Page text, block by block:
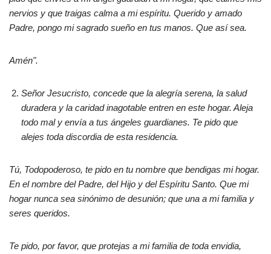
nervios y que traigas calma a mi espíritu. Querido y amado
Padre, pongo mi sagrado sueño en tus manos. Que así sea.
Amén".
Señor Jesucristo, concede que la alegría serena, la salud
duradera y la caridad inagotable entren en este hogar. Aleja
todo mal y envía a tus ángeles guardianes. Te pido que
alejes toda discordia de esta residencia.
Tú, Todopoderoso, te pido en tu nombre que bendigas mi hogar.
En el nombre del Padre, del Hijo y del Espíritu Santo. Que mi
hogar nunca sea sinónimo de desunión; que una a mi familia y
seres queridos.
Te pido, por favor, que protejas a mi familia de toda envidia,